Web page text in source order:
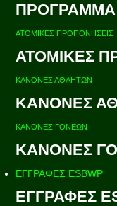
ΑΤΟΜΙΚΕΣ ΠΡΟΠΟΝΗΣΕΙΣ
ΑΤΟΜΙΚΕΣ
ΚΑΝΟΝΕΣ ΑΘΛΗΤΩΝ
ΚΑΝΟΝΕΣ
ΚΑΝΟΝΕΣ ΓΟΝΕΩΝ
ΚΑΝΟΝΕΣ
ΕΓΓΡΑΦΕΣ ESBWP
ΕΓΓΡΑΦΕΣ